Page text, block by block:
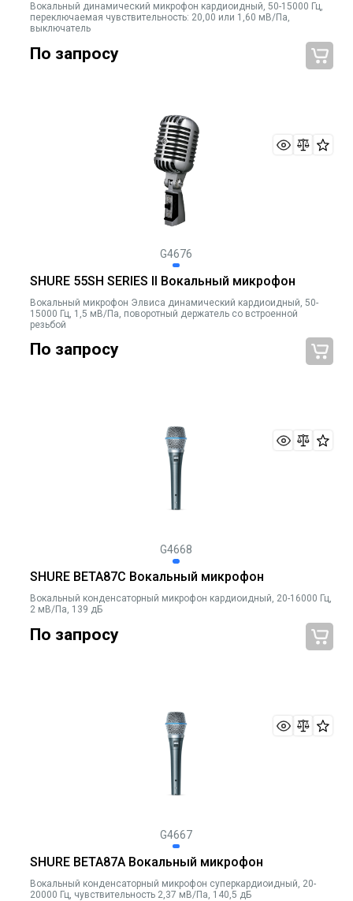
Вокальный динамический микрофон кардиоидный, 50-15000 Гц,
переключаемая чувствительность: 20,00 или 1,60 мВ/Па,
выключатель
По запросу
G4676
SHURE 55SH SERIES II Вокальный микрофон
Вокальный микрофон Элвиса динамический кардиоидный, 50-
15000 Гц, 1,5 мВ/Па, поворотный держатель со встроенной
резьбой
По запросу
G4668
SHURE BETA87C Вокальный микрофон
Вокальный конденсаторный микрофон кардиоидный, 20-16000 Гц,
2 мВ/Па, 139 дБ
По запросу
G4667
SHURE BETA87A Вокальный микрофон
Вокальный конденсаторный микрофон суперкардиоидный, 20-
20000 Гц, чувствительность 2,37 мВ/Па, 140,5 дБ